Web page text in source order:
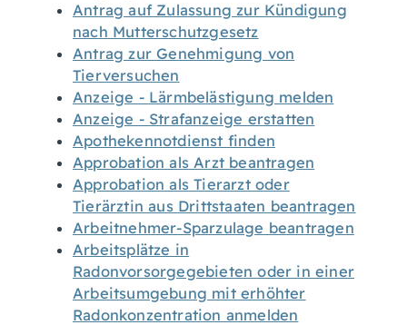
Antrag auf Zulassung zur Kündigung
nach Mutterschutzgesetz
Antrag zur Genehmigung von
Tierversuchen
Anzeige - Lärmbelästigung melden
Anzeige - Strafanzeige erstatten
Apothekennotdienst finden
Approbation als Arzt beantragen
Approbation als Tierarzt oder
Tierärztin aus Drittstaaten beantragen
Arbeitnehmer-Sparzulage beantragen
Arbeitsplätze in
Radonvorsorgegebieten oder in einer
Arbeitsumgebung mit erhöhter
Radonkonzentration anmelden